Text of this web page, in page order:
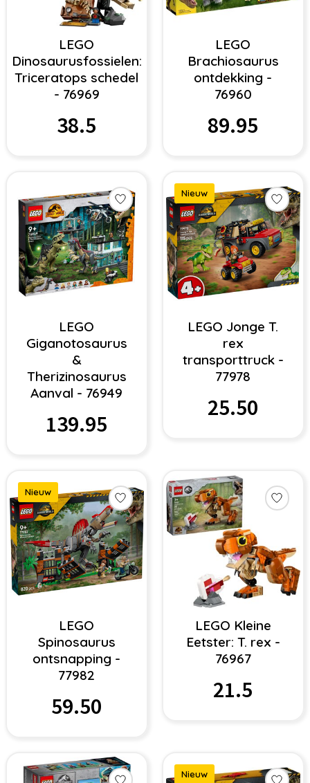
LEGO
Dinosaurusfossielen:
Triceratops schedel
- 76969
38.5
LEGO
Brachiosaurus
ontdekking -
76960
89.95
LEGO
Giganotosaurus
&
Therizinosaurus
Aanval - 76949
139.95
Nieuw
LEGO Jonge T.
rex
transporttruck -
77978
25.50
Nieuw
LEGO
Spinosaurus
ontsnapping -
77982
59.50
LEGO Kleine
Eetster: T. rex -
76967
21.5
Nieuw